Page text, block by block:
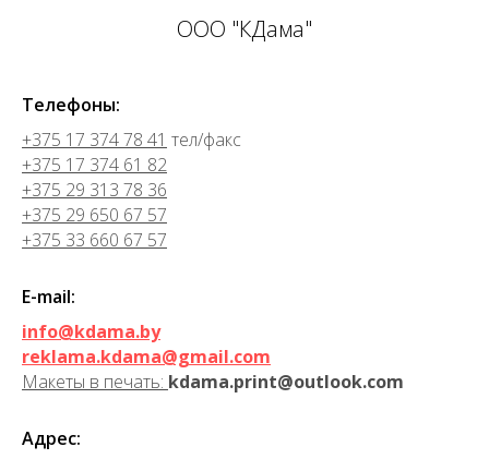
ООО "КДама"
Телефоны:
+375 17 374 78 41 тел/факс
+375 17 374 61 82
+375 29 313 78 36
+375 29 650 67 57
+375 33 660 67 57
E-mail:
info@kdama.by
reklama.kdama@gmail.com
Макеты в печать: kdama.print@outlook.com
Адрес: